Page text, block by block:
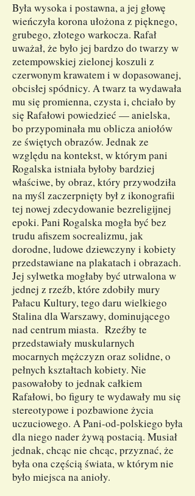
Była wysoka i postawna, a jej głowę
wieńczyła korona ułożona z pięknego,
grubego, złotego warkocza. Rafał
uważał, że było jej bardzo do twarzy w
zetempowskiej zielonej koszuli z
czerwonym krawatem i w dopasowanej,
obcisłej spódnicy. A twarz ta wydawała
mu się promienna, czysta i, chciało by
się Rafałowi powiedzieć — anielska,
bo przypominała mu oblicza aniołów
ze świętych obrazów. Jednak ze
względu na kontekst, w którym pani
Rogalska istniała byłoby bardziej
właściwe, by obraz, który przywodziła
na myśl zaczerpnięty był z ikonografii
tej nowej zdecydowanie bezreligijnej
epoki. Pani Rogalska mogła być bez
trudu afiszem socrealizmu, jak
dorodne, ludowe dziewczyny i kobiety
przedstawiane na plakatach i obrazach.
Jej sylwetka mogłaby być utrwalona w
jednej z rzeźb, które zdobiły mury
Pałacu Kultury, tego daru wielkiego
Stalina dla Warszawy, dominującego
nad centrum miasta. Rzeźby te
przedstawiały muskularnych
mocarnych mężczyzn oraz solidne, o
pełnych kształtach kobiety. Nie
pasowałoby to jednak całkiem
Rafałowi, bo figury te wydawały mu się
stereotypowe i pozbawione życia
uczuciowego. A Pani-od-polskiego była
dla niego nader żywą postacią. Musiał
jednak, chcąc nie chcąc, przyznać, że
była ona częścią świata, w którym nie
było miejsca na anioły.